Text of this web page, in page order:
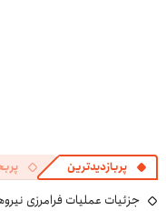
پربازدیدترین
جزئیات عملیات فرامرزی